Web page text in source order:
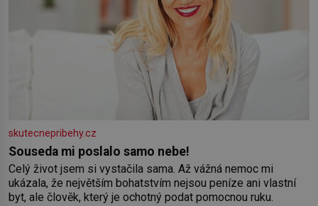
skutecnepribehy.cz
Souseda mi poslalo samo nebe!
Celý život jsem si vystačila sama. Až vážná nemoc mi
ukázala, že největším bohatstvím nejsou peníze ani vlastní
byt, ale člověk, který je ochotný podat pomocnou ruku.